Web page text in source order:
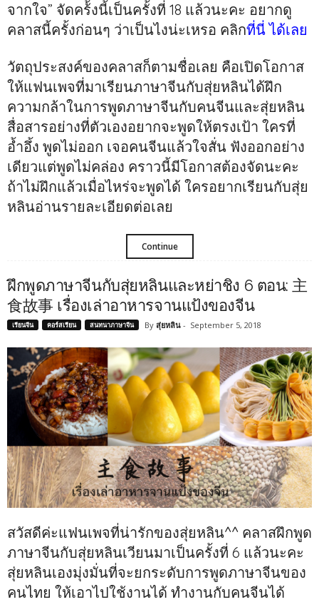
จากใจ” จัดคร้้งนี้เป็นครั้งที่ 18 แล้วนะคะ อยากดู
คลาสนี้ครั้งก่อนๆ ว่าเป็นไงน่ะเหรอ คลิกที่นี่ ได้เลย
วัตถุประสงค์ของคลาสก็ตามชื่อเลย คือเปิดโอกาส
ให้แฟนเพจที่มาเรียนภาษาจีนกับสุ่ยหลินได้ฝึก
ความกล้าในการพูดภาษาจีนกับคนจีนและสุ่ยหลิน
สื่อสารอย่างที่ตัวเองอยากจะพูดให้ตรงเป้า ใครที่
อ้ำอึ้ง พูดไม่ออก เจอคนจีนแล้วใจสั่น ฟังออกอย่าง
เดียวแต่พูดไม่คล่อง คราวนี้มีโอกาสต้องจัดนะคะ
ถ้าไม่ฝึกแล้วเมื่อไหร่จะพูดได้ ใครอยากเรียนกับสุ่ย
หลินอ่านรายละเอียดต่อเลย
Continue
ฝึกพูดภาษาจีนกับสุ่ยหลินและหย่าชิง 6 ตอน: 主
食故事 เรื่องเล่าอาหารจานแป้งของจีน
เรียนจีน คอร์สเรียน สนทนาภาษาจีน By สุ่ยหลิน - September 5, 2018
สวัสดีค่ะแฟนเพจที่น่ารักของสุ่ยหลิน^^ คลาสฝึกพูด
ภาษาจีนกับสุ่ยหลินเวียนมาเป็นครั้งที่ 6 แล้วนะคะ
สุ่ยหลินเองมุ่งมั่นที่จะยกระดับการพูดภาษาจีนของ
คนไทย ให้เอาไปใช้งานได้ ทำงานกับคนจีนได้